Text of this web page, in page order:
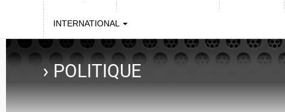
INTERNATIONAL
›POLITIQUE